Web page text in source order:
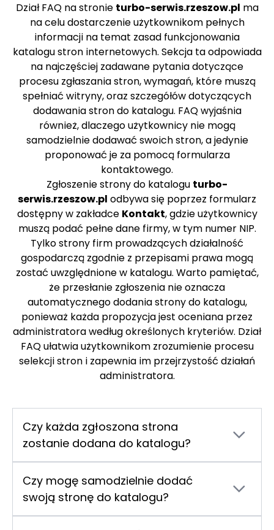
Dział FAQ na stronie turbo-serwis.rzeszow.pl ma
na celu dostarczenie użytkownikom pełnych
informacji na temat zasad funkcjonowania
katalogu stron internetowych. Sekcja ta odpowiada
na najczęściej zadawane pytania dotyczące
procesu zgłaszania stron, wymagań, które muszą
spełniać witryny, oraz szczegółów dotyczących
dodawania stron do katalogu. FAQ wyjaśnia
również, dlaczego użytkownicy nie mogą
samodzielnie dodawać swoich stron, a jedynie
proponować je za pomocą formularza
kontaktowego.
Zgłoszenie strony do katalogu turbo-
serwis.rzeszow.pl odbywa się poprzez formularz
dostępny w zakładce Kontakt, gdzie użytkownicy
muszą podać pełne dane firmy, w tym numer NIP.
Tylko strony firm prowadzących działalność
gospodarczą zgodnie z przepisami prawa mogą
zostać uwzględnione w katalogu. Warto pamiętać,
że przesłanie zgłoszenia nie oznacza
automatycznego dodania strony do katalogu,
ponieważ każda propozycja jest oceniana przez
administratora według określonych kryteriów. Dział
FAQ ułatwia użytkownikom zrozumienie procesu
selekcji stron i zapewnia im przejrzystość działań
administratora.
Czy każda zgłoszona strona
zostanie dodana do katalogu?
Nie, zgłoszenie strony poprzez formularz nie
oznacza jej automatycznego dodania do
katalogu. Administrator katalogu dokonuje
selekcji stron na podstawie własnych kryteriów
jakościowych i merytorycznych. Firma
Czy mogę samodzielnie dodać
swoją stronę do katalogu?
Nie, katalogturbo-serwis.rzeszow.plnie